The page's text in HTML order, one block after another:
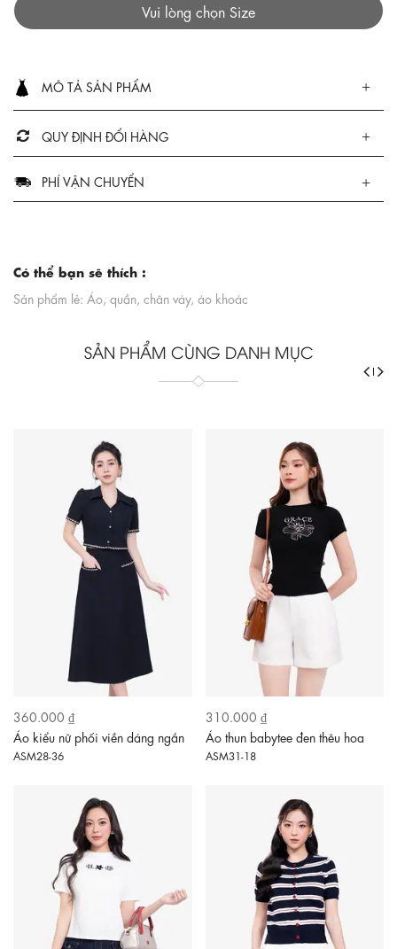
Vui lòng chọn Size
MÔ TẢ SẢN PHẨM
QUY ĐỊNH ĐỔI HÀNG
PHÍ VẬN CHUYỂN
Có thể bạn sẽ thích :
Sản phẩm lẻ: Áo, quần, chân váy, áo khoác
SẢN PHẨM CÙNG DANH MỤC
360.000 ₫
Áo kiểu nữ phối viền dáng ngắn
ASM28-36
310.000 ₫
Áo thun babytee đen thêu hoa
ASM31-18